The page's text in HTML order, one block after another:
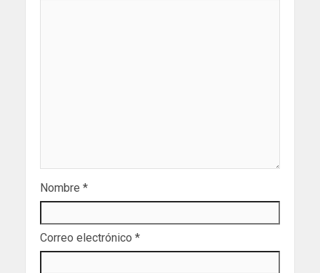
Nombre *
Correo electrónico *